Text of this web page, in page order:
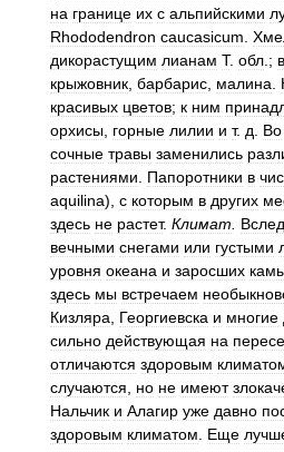
на границе их с альпийскими
Rhododendron caucasicum
дикорастущим лианам Т. обл .; в
крыжовник барбарис малина
красивых цветов; к ним
орхисы горные лилии и т. д Во
сочные травы заменились
растениями
Папоротники в
aquilina), с которым в других
здесь не растет. Климат
вечными снегами или густыми
уровня океана и заросших
здесь мы встречаем
Кизляра
Георгиевска и многие
сильно действующая на
отличаются здоровым
случаются
но не имеют
Нальчик и Алагир уже давно
здоровым климатом Еще